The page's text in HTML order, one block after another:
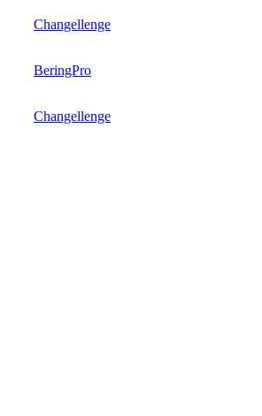
Changellenge
BeringPro
Changellenge